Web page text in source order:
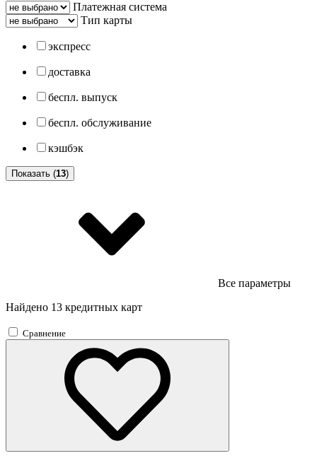
Платежная система
Тип карты
экспресс
доставка
беспл. выпуск
беспл. обслуживание
кэшбэк
Показать (13)
Все параметры
Найдено 13 кредитных карт
Сравнение